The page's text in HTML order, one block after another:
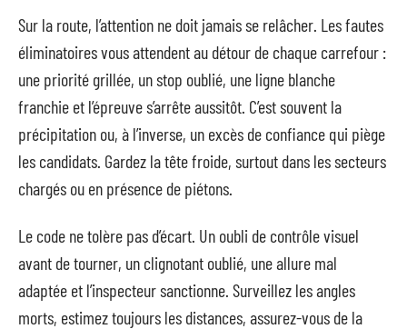
Sur la route, l’attention ne doit jamais se relâcher. Les fautes
éliminatoires vous attendent au détour de chaque carrefour :
une priorité grillée, un stop oublié, une ligne blanche
franchie et l’épreuve s’arrête aussitôt. C’est souvent la
précipitation ou, à l’inverse, un excès de confiance qui piège
les candidats. Gardez la tête froide, surtout dans les secteurs
chargés ou en présence de piétons.
Le code ne tolère pas d’écart. Un oubli de contrôle visuel
avant de tourner, un clignotant oublié, une allure mal
adaptée et l’inspecteur sanctionne. Surveillez les angles
morts, estimez toujours les distances, assurez-vous de la